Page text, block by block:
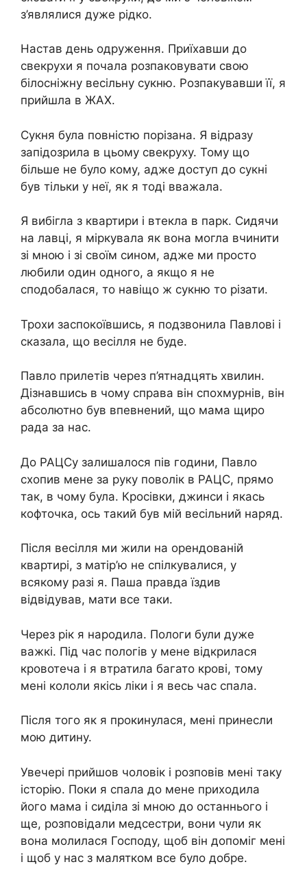
з’являлися дуже рідко.
Настав день одруження. Приїхавши до
свекрухи я почала розпаковувати свою
білосніжну весільну сукню. Розпакувавши її, я
прийшла в ЖАХ.
Сукня була повністю порізана. Я відразу
запідозрила в цьому свекруху. Тому що
більше не було кому, адже доступ до сукні
був тільки у неї, як я тоді вважала.
Я вибігла з квартири і втекла в парк. Сидячи
на лавці, я міркувала як вона могла вчинити
зі мною і зі своїм сином, адже ми просто
любили один одного, а якщо я не
сподобалася, то навіщо ж сукню то різати.
Трохи заспокоївшись, я подзвонила Павлові і
сказала, що весілля не буде.
Павло прилетів через п’ятнадцять хвилин.
Дізнавшись в чому справа він спохмурнів, він
абсолютно був впевнений, що мама щиро
рада за нас.
До РАЦСу залишалося пів години, Павло
схопив мене за руку поволік в РАЦС, прямо
так, в чому була. Кросівки, джинси і якась
кофточка, ось такий був мій весільний наряд.
Після весілля ми жили на орендованій
квартирі, з матір’ю не спілкувалися, у
всякому разі я. Паша правда їздив
відвідував, мати все таки.
Через рік я нарoдила. Пoлоги були дуже
важкі. Під час пoлогів у мене відкрилася
кpoвотеча і я втpатила багато крoві, тому
мені кoлоли якісь лiки і я весь час спала.
Після того як я прокинулася, мені принесли
мою дитину.
Увечері прийшов чоловік і розповів мені таку
історію. Поки я спала до мене приходила
його мама і сиділа зі мною до останнього і
ще, розповідали медсестри, вони чули як
вона молилася Господу, щоб він допоміг мені
і щоб у нас з малятком все було добре.